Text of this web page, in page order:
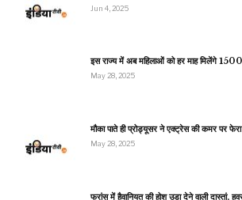
Jun 4, 2025
इस राज्य में अब महिलाओं को हर माह मिलेंगे
May 28, 2025
मौका पाते ही प्रोड्यूसर ने एक्ट्रेस की कमर पर
May 28, 2025
फ्रांस में हैवानियत की होश उड़ा देने वाली दास्तां,